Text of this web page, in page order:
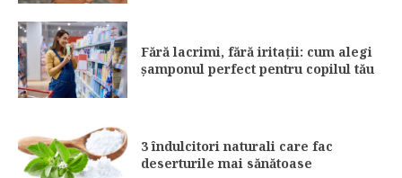
Fără lacrimi, fără iritații: cum alegi
șamponul perfect pentru copilul tău
3 îndulcitori naturali care fac
deserturile mai sănătoase